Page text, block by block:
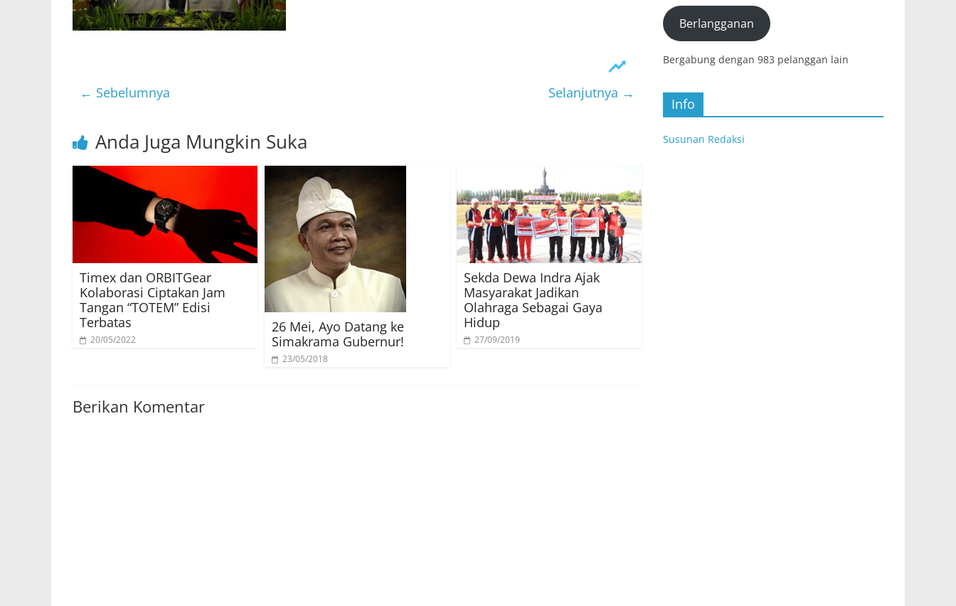
← Sebelumnya Selanjutnya →
Anda Juga Mungkin Suka
Timex dan ORBITGear
Kolaborasi Ciptakan Jam
Tangan “TOTEM” Edisi
Terbatas
20/05/2022
26 Mei, Ayo Datang ke
Simakrama Gubernur!
23/05/2018
Sekda Dewa Indra Ajak
Masyarakat Jadikan
Olahraga Sebagai Gaya
Hidup
27/09/2019
Berikan Komentar
(E-
mail)Berlangganan
Bergabung dengan 983 pelanggan lain
Info
Susunan Redaksi